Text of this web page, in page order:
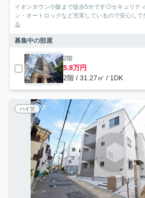
イオンタウン小阪まで徒歩5分です◎セキュリテ
ン・オートロックなど充実しているので安心して
る
募集中の部屋
2階
5.8万円
2階 / 31.27㎡ / 1DK
ハイツ